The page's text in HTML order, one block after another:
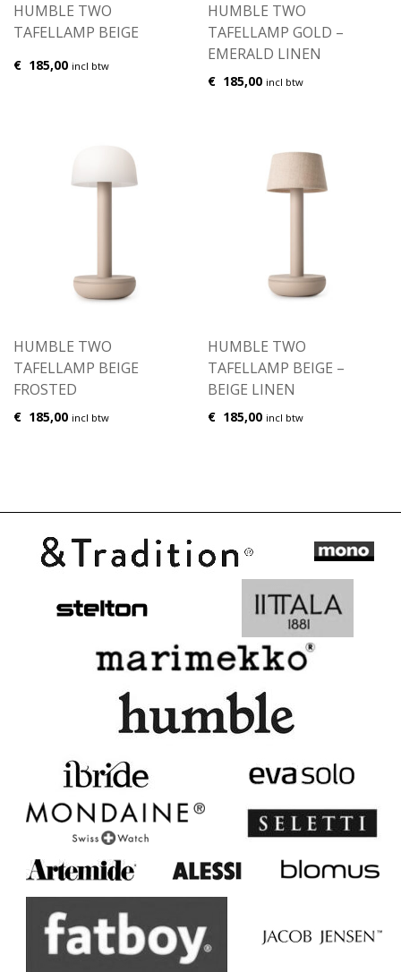
HUMBLE TWO
TAFELLAMP BEIGE
€ 185,00 incl btw
HUMBLE TWO
TAFELLAMP GOLD –
EMERALD LINEN
€ 185,00 incl btw
HUMBLE TWO
TAFELLAMP BEIGE
FROSTED
€ 185,00 incl btw
HUMBLE TWO
TAFELLAMP BEIGE –
BEIGE LINEN
€ 185,00 incl btw